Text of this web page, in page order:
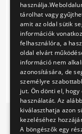
Ár:
5990 Ft
tárolhat vagy
amit az oldal sütik
információk
felhasználóra, a
oldal elvárt
információ nem
azonosítására, de
személyre
jut. Ön dönti el,
használatát. Az
kiválaszthatja azon
kezeléséhez
A böngészők egy